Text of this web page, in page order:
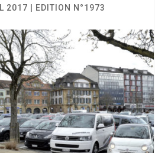
2017 | EDITION N°1973